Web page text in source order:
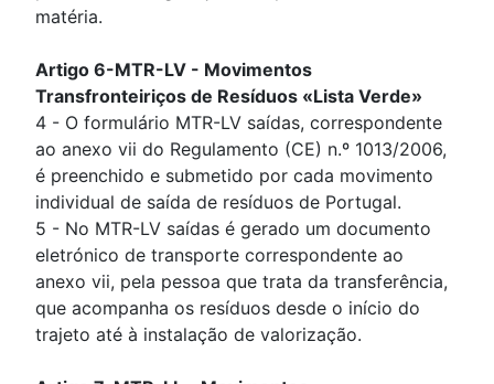
matéria.
Artigo 6-MTR-LV - Movimentos
Transfronteiriços de Resíduos «Lista Verde»
4 - O formulário MTR-LV saídas, correspondente
ao anexo vii do Regulamento (CE) n.º 1013/2006,
é preenchido e submetido por cada movimento
individual de saída de resíduos de Portugal.
5 - No MTR-LV saídas é gerado um documento
eletrónico de transporte correspondente ao
anexo vii, pela pessoa que trata da transferência,
que acompanha os resíduos desde o início do
trajeto até à instalação de valorização.